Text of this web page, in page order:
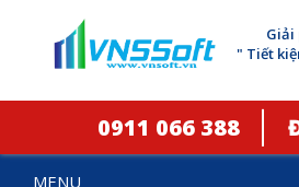
Giải
" Tiết
0911 066 388
MENU